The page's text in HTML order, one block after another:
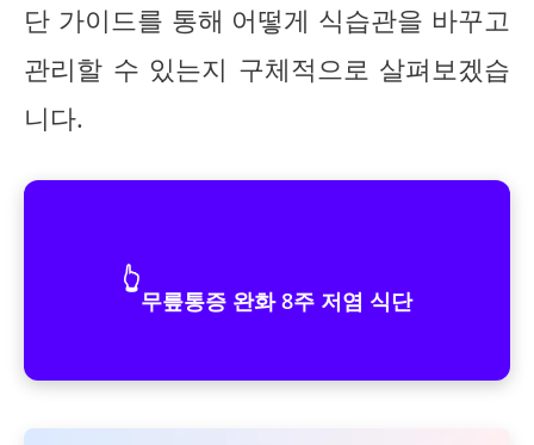
단 가이드를 통해 어떻게 식습관을 바꾸고
관리할 수 있는지 구체적으로 살펴보겠습
니다.
👆
무릎통증 완화 8주 저염 식단